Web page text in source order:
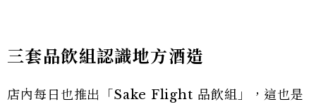
三套品飲組認識地方酒造
店內每日也推出「Sake Flight 品飲組」，這也是